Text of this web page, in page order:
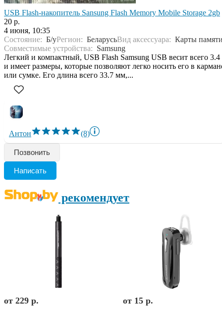
USB Flash-накопитель Sansung Flash Memory Mobile Storage 2gb
20 р.
4 июня, 10:35
Состояние: Б/уРегион: БеларусьВид аксессуара: Карты
Совместимые устройства: Samsung
Легкий и компактный, USB Flash Samsung USB весит всего 3.4
и имеет размеры, которые позволяют легко носить его в
или сумке. Его длина всего 33.7 мм,...
Антон (8)
Позвонить
Написать
рекомендует
от 229 р. от 15 р.